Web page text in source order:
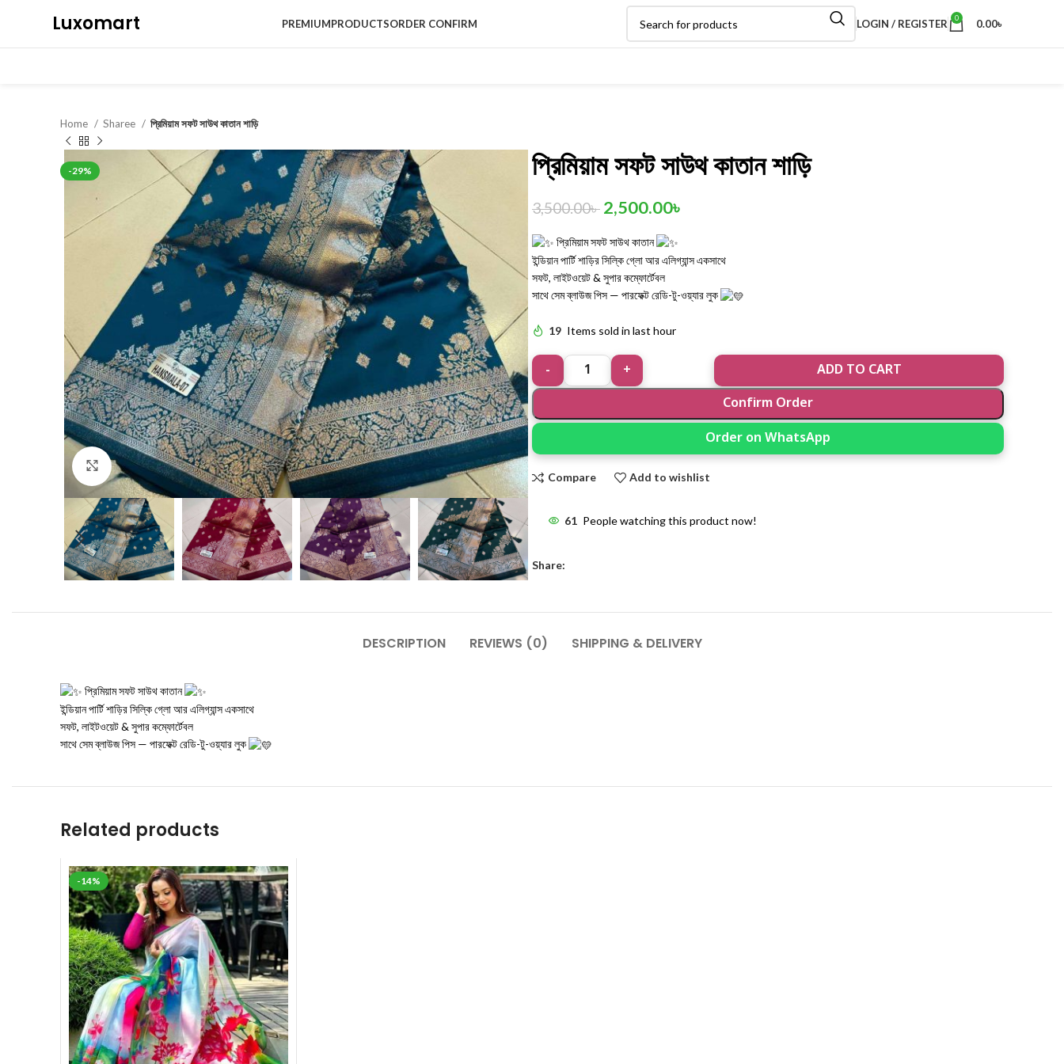
Luxomart PREMIUMPRODUCTSORDER CONFIRM LOGIN / REGISTER 0 0.00৳
Home Sharee প্রিমিয়াম সফট সাউথ কাতান শাড়ি
-29%
Click to enlarge
প্রিমিয়াম সফট সাউথ কাতান শাড়ি
3,500.00৳ 2,500.00৳
প্রিমিয়াম সফট সাউথ কাতান
ইন্ডিয়ান পার্টি শাড়ির সিল্কি গ্লো আর এলিগ্যান্স একসাথে
সফট, লাইটওয়েট & সুপার কম্ফোর্টেবল
সাথে সেম ব্লাউজ পিস — পারফেক্ট রেডি-টু-ওয়্যার লুক
19 Items sold in last hour
ADD TO CART
Confirm Order
Order on WhatsApp
Compare Add to wishlist
61 People watching this product now!
Share:
DESCRIPTION REVIEWS (0) SHIPPING & DELIVERY
প্রিমিয়াম সফট সাউথ কাতান
ইন্ডিয়ান পার্টি শাড়ির সিল্কি গ্লো আর এলিগ্যান্স একসাথে
সফট, লাইটওয়েট & সুপার কম্ফোর্টেবল
সাথে সেম ব্লাউজ পিস — পারফেক্ট রেডি-টু-ওয়্যার লুক
Related products
-14%